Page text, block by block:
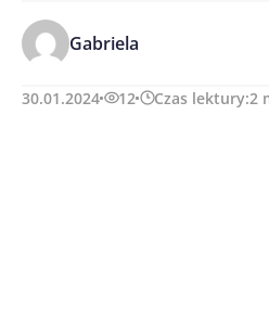
Gabriela
30.01.2024 12 Czas lektury:2